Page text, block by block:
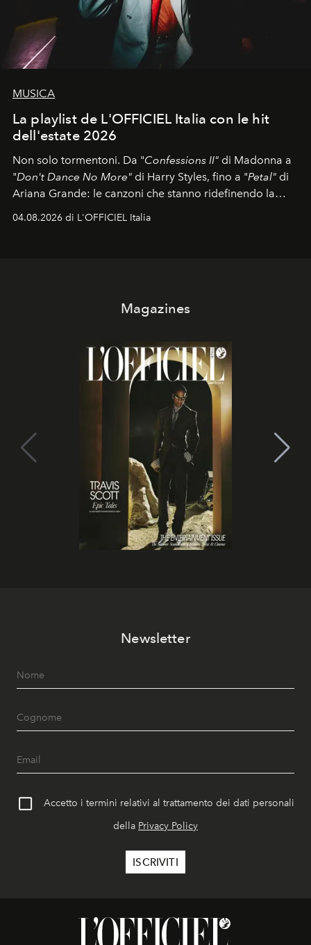
MUSICA
La playlist de L'OFFICIEL Italia con le hit
dell'estate 2026
Non solo tormentoni. Da "Confessions II" di Madonna a
"Don't Dance No More" di Harry Styles, fino a "Petal" di
Ariana Grande: le canzoni che stanno ridefinendo la
colonna sonora della stagione.
04.08.2026 di L'OFFICIEL Italia
Magazines
Newsletter
Accetto i termini relativi al trattamento dei dati personali
della Privacy Policy